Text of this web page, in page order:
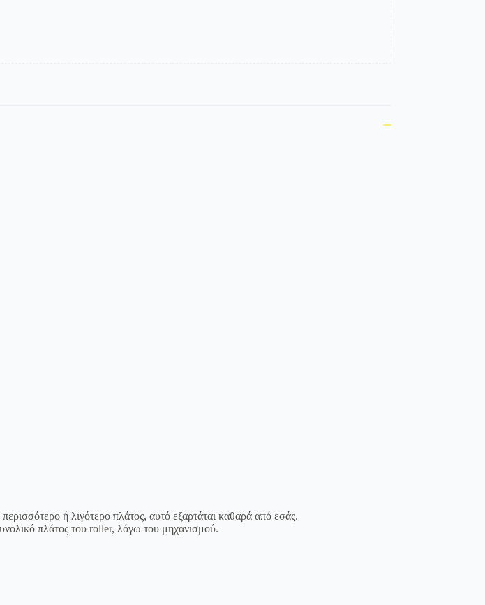
ή λιγότερο πλάτος, αυτό εξαρτάται καθαρά από εσάς.
πλάτος του roller, λόγω του μηχανισμού.